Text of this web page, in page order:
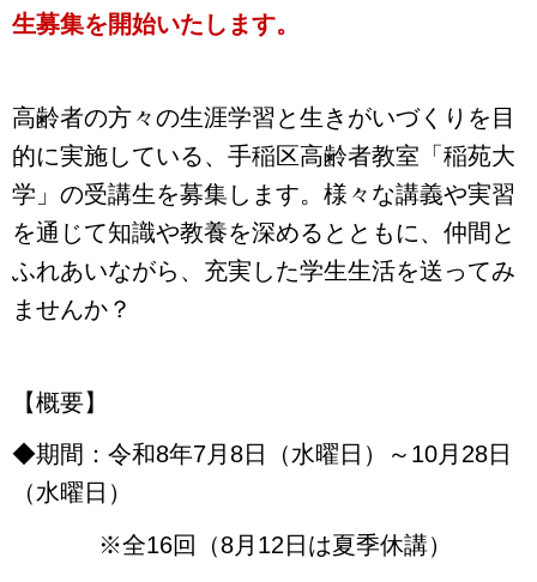
生募集を開始いたします。
高齢者の方々の生涯学習と生きがいづくりを目
的に実施している、 手稲区高齢者教室「稲苑大
学」の受講生を募集します。 様々な講義や実習
を通じて知識や教養を深めるとともに、 仲間と
ふれあいながら、充実した学生生活を送ってみ
ませんか？
【概要】
◆期間：令和8年7月8日（水曜日）～10月28日
（水曜日）
※全16回（8月12日は夏季休講）